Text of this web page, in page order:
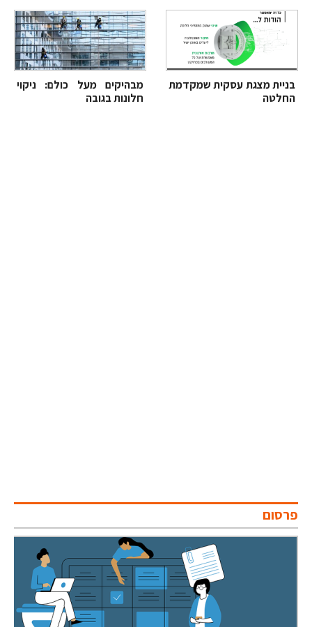
מבהיקים מעל כולם: ניקוי
חלונות בגובה
בניית מצגת עסקית שמקדמת
החלטה
פרסום